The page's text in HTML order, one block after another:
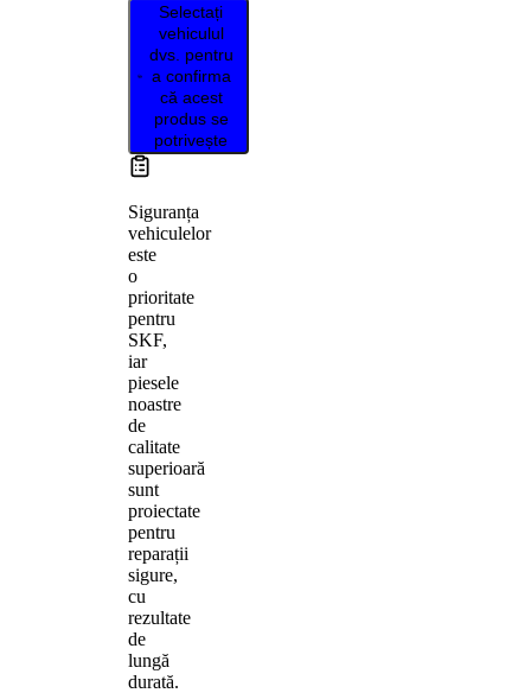
Selectați
vehiculul
dvs. pentru
a confirma
că acest
produs se
potrivește
Siguranța
vehiculelor
este
o
prioritate
pentru
SKF,
iar
piesele
noastre
de
calitate
superioară
sunt
proiectate
pentru
reparații
sigure,
cu
rezultate
de
lungă
durată.